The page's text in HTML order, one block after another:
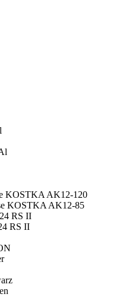
KOSTKA AK12-120
KOSTKA AK12-85
RS II
RS II